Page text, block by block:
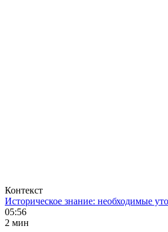
Контекст
Историческое знание: необходимые
05:56
2 мин